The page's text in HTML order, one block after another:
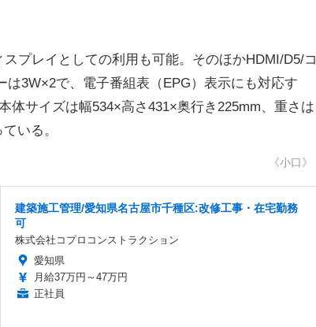
プレイとしての利用も可能。そのほかHDMI/D5/コ
3W×2で、電子番組表（EPG）表示にも対応す
体サイズは幅534×高さ431×奥行き225mm、重さは
いる。
《小口》
建築施工管理/愛知県名古屋市千種区:改修工事・在宅勤務
可
株式会社コプロコンストラクション
愛知県
月給37万円～47万円
正社員